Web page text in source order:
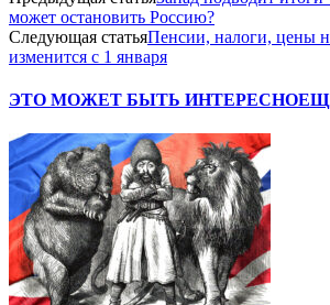
может остановить Россию?
Следующая статьяПенсии, налоги, цены
изменится с 1 января
ЭТО МОЖЕТ БЫТЬ ИНТЕРЕСНО